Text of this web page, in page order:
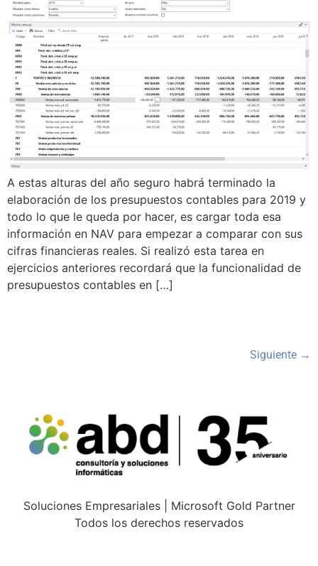
A estas alturas del año seguro habrá terminado la
elaboración de los presupuestos contables para 2019 y
todo lo que le queda por hacer, es cargar toda esa
información en NAV para empezar a comparar con sus
cifras financieras reales. Si realizó esta tarea en
ejercicios anteriores recordará que la funcionalidad de
presupuestos contables en […]
Siguiente →
Soluciones Empresariales | Microsoft Gold Partner
Todos los derechos reservados